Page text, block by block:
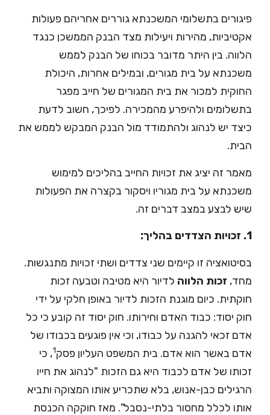
פיגורים בתשלומי המשכנתא גוררים אחריהם פעולות
אקטיביות, מהירות ויעילות מצד הבנק הממשכן כנגד
הלווה. בין היתר מדובר בכוחו של הבנק לממש
משכנתא על בית מגורים, ובמילים אחרות, היכולת
החוקית למכור את בית המגורים של חייב מפגר
בתשלומים ולהיפרע מהמכירה. לפיכך, חשוב לדעת
כיצד יש לנהוג ולהתמודד מול הבנק המבקש לממש את
הבית.
מאמר זה יציג את זכויות החייב בהליכים למימוש
משכנתא על בית מגוריו ויסקור בקצרה את הפעולות
שיש לבצע במצב דברים זה.
1. זכויות הצדדים בהליך:
בסיטואציה זו קיימים שני צדדים ושתי זכויות מתנגשות.
מחד, זכות הלווה לדיור היא מטיבה וטבעה זכות
חוקתית. כיום מוגנת הזכות לדיור באופן חלקי על ידי
חוק יסוד: כבוד האדם וחירותו. חוק יסוד זה קובע כי כל
אדם זכאי להגנה על כבודו, וכי אין פוגעים בכבודו של
אדם באשר הוא אדם. בית המשפט העליון פסק1, כי
זכותו של אדם לכבוד היא גם הזכות "לנהוג את חייו
הרגילים כבן-אנוש, בלא שתכריע אותו המצוקה ותביא
אותו לכלל מחסור בלתי-נסבל". מאז חוקקה הכנסת